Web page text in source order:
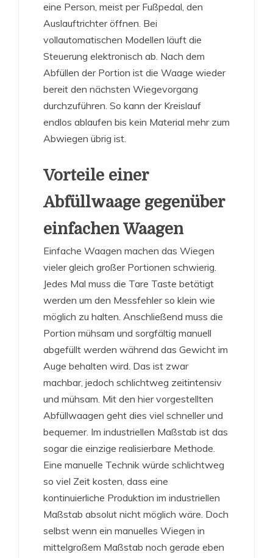
eine Person, meist per Fußpedal, den
Auslauftrichter öffnen. Bei
vollautomatischen Modellen läuft die
Steuerung elektronisch ab. Nach dem
Abfüllen der Portion ist die Waage wieder
bereit den nächsten Wiegevorgang
durchzuführen. So kann der Kreislauf
endlos ablaufen bis kein Material mehr zum
Abwiegen übrig ist.
Vorteile einer
Abfüllwaage gegenüber
einfachen Waagen
Einfache Waagen machen das Wiegen
vieler gleich großer Portionen schwierig.
Jedes Mal muss die Tare Taste betätigt
werden um den Messfehler so klein wie
möglich zu halten. Anschließend muss die
Portion mühsam und sorgfältig manuell
abgefüllt werden während das Gewicht im
Auge behalten wird. Das ist zwar
machbar, jedoch schlichtweg zeitintensiv
und mühsam. Mit den hier vorgestellten
Abfüllwaagen geht dies viel schneller und
bequemer. Im industriellen Maßstab ist das
sogar die einzige realisierbare Methode.
Eine manuelle Technik würde schlichtweg
so viel Zeit kosten, dass eine
kontinuierliche Produktion im industriellen
Maßstab absolut nicht möglich wäre. Doch
selbst wenn ein manuelles Wiegen in
mittelgroßem Maßstab noch gerade eben